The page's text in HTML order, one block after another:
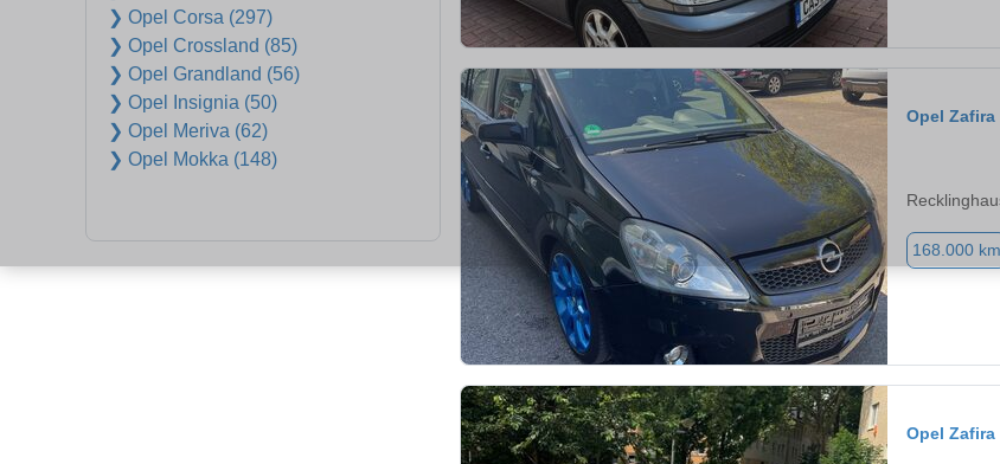
❯ Opel Corsa (297)
❯ Opel Crossland (85)
❯ Opel Grandland (56)
❯ Opel Insignia (50)
❯ Opel Meriva (62)
❯ Opel Mokka (148)
Opel Zafira
168.000 km
Opel Zafira